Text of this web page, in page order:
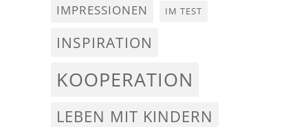
IMPRESSIONEN IM TEST
INSPIRATION
KOOPERATION
LEBEN MIT KINDERN